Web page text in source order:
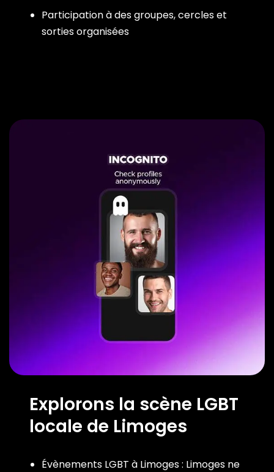
Participation à des groupes, cercles et
sorties organisées
Explorons la scène LGBT
locale de Limoges
Évènements LGBT à Limoges : Limoges ne